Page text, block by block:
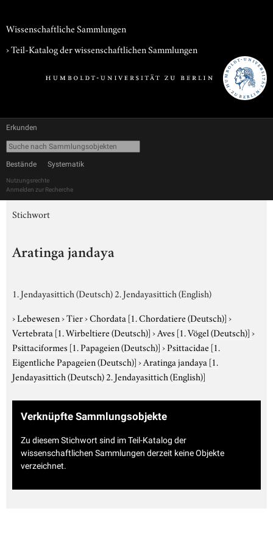
Wissenschaftliche Sammlungen
› Teil-Katalog der wissenschaftlichen Sammlungen
Erkunden
Bestände Systematik
Nutzungsrechte
Anmelden zur Recherche
Stichwort
Aratinga jandaya
1. Jendayasittich (Deutsch) 2. Jendayasittich (English)
›Lebewesen›Tier›Chordata [1. Chordatiere (Deutsch)]›
Vertebrata [1. Wirbeltiere (Deutsch)]›Aves [1. Vögel (Deutsch)]›
Psittaciformes [1. Papageien (Deutsch)]›Psittacidae [1.
Eigentliche Papageien (Deutsch)]›Aratinga jandaya [1.
Jendayasittich (Deutsch) 2. Jendayasittich (English)]
Verknüpfte Sammlungsobjekte
Zu diesem Stichwort sind im Teil-Katalog der
wissenschaftlichen Sammlungen derzeit keine Objekte
verzeichnet.